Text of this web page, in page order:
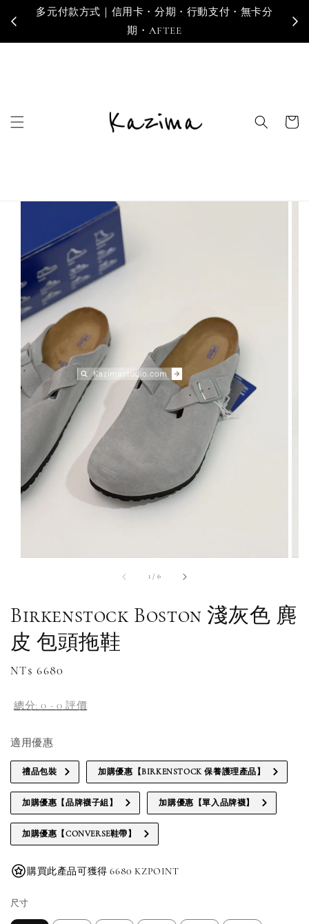
多元付款方式｜信用卡・分期・行動支付・無卡分
期・AFTEE
寄
1 / 6
Birkenstock Boston 淺灰色 麂
皮 包頭拖鞋
Regular
NT$ 6680
總分:0 - 0 評價
適用優惠
禮品包裝 加購優惠【BIRKENSTOCK 保養護理產品】
加購優惠【品牌襪子組】 加購優惠【單入品牌襪】
加購優惠【CONVERSE鞋帶】
購買此產品可獲得 6680 KZPOINT
尺寸